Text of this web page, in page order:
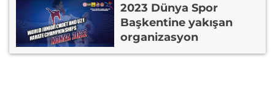
2023 Dünya Spor
Başkentine yakışan
organizasyon